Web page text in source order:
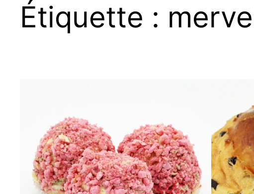
Étiquette :